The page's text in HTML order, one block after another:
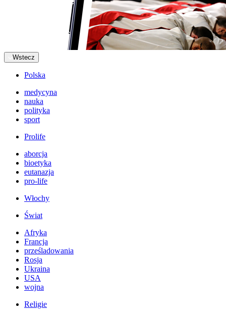
Wstecz
Polska
medycyna
nauka
polityka
sport
Prolife
aborcja
bioetyka
eutanazja
pro-life
Włochy
Świat
Afryka
Francja
prześladowania
Rosja
Ukraina
USA
wojna
Religie